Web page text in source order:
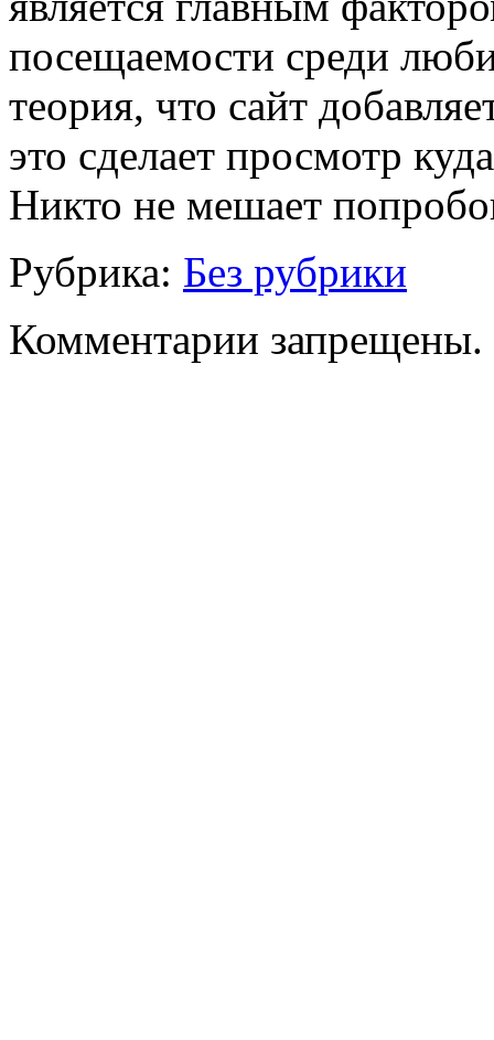
посещаемости среди
теория, что сайт
это сделает просмотр
Никто не мешает
Рубрика: Без рубрики
Комментарии запрещены.